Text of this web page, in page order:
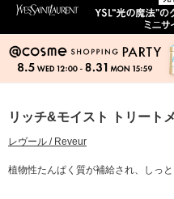
リッチ&モイスト トリート
レヴール / Reveur
植物性たんぱく質が補給され、しっ